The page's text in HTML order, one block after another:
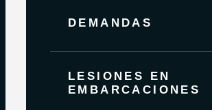
DEMANDAS
LESIONES EN
EMBARCACIONES